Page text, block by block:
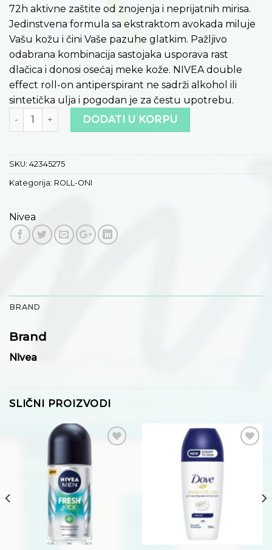
72h aktivne zaštite od znojenja i neprijatnih mirisa.
Jedinstvena formula sa ekstraktom avokada miluje
Vašu kožu i čini Vaše pazuhe glatkim. Pažljivo
odabrana kombinacija sastojaka usporava rast
dlačica i donosi osećaj meke kože. NIVEA double
effect roll-on antiperspirant ne sadrži alkohol ili
sintetička ulja i pogodan je za čestu upotrebu.
Količina DODATI U KORPU
SKU: 42345275
Kategorija: ROLL-ONI
Nivea
BRAND
Brand
Nivea
SLIČNI PROIZVODI